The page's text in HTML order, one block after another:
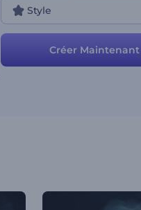
Style
Créer Maintenant